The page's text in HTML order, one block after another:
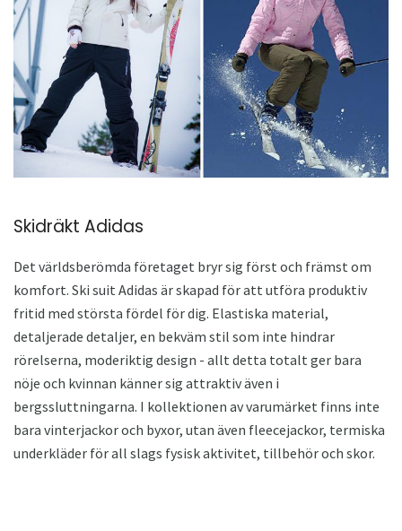
Skidräkt Adidas
Det världsberömda företaget bryr sig först och främst om
komfort. Ski suit Adidas är skapad för att utföra produktiv
fritid med största fördel för dig. Elastiska material,
detaljerade detaljer, en bekväm stil som inte hindrar
rörelserna, moderiktig design - allt detta totalt ger bara
nöje och kvinnan känner sig attraktiv även i
bergssluttningarna. I kollektionen av varumärket finns inte
bara vinterjackor och byxor, utan även fleecejackor, termiska
underkläder för all slags fysisk aktivitet, tillbehör och skor.